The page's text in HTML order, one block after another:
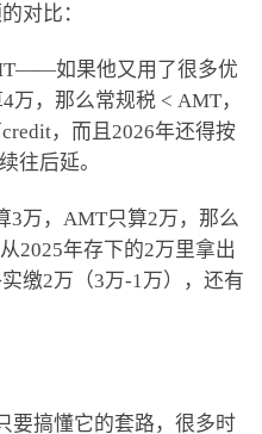
对比：
如果他又用了很多优
，那么常规税 < AMT，
，而且2026年还得按
往后延。
3万，AMT只算2万，那么
2025年存下的2万里拿出
缴2万（3万-1万），还有
要搞懂它的套路，很多时